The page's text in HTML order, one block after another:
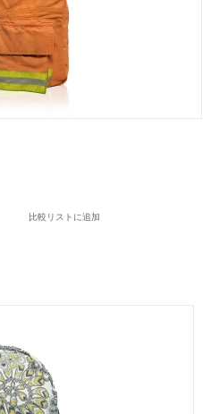
比較リストに追加